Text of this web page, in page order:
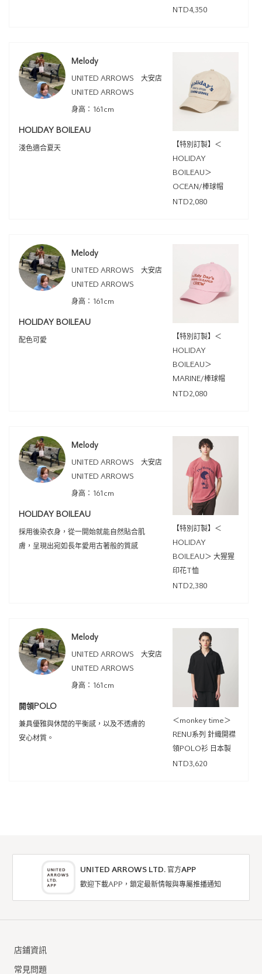
NTD4,350
Melody
UNITED ARROWS 大安店
UNITED ARROWS
身高：161cm
HOLIDAY BOILEAU
淺色適合夏天
【特別訂製】＜
HOLIDAY
BOILEAU＞
OCEAN/棒球帽
NTD2,080
Melody
UNITED ARROWS 大安店
UNITED ARROWS
身高：161cm
HOLIDAY BOILEAU
配色可愛
【特別訂製】＜
HOLIDAY
BOILEAU＞
MARINE/棒球帽
NTD2,080
Melody
UNITED ARROWS 大安店
UNITED ARROWS
身高：161cm
HOLIDAY BOILEAU
採用後染衣身，從一開始就能自然貼合肌
膚，呈現出宛如長年愛用古著般的質感
【特別訂製】＜
HOLIDAY
BOILEAU＞ 大猩猩
印花T恤
NTD2,380
Melody
UNITED ARROWS 大安店
UNITED ARROWS
身高：161cm
開領POLO
兼具優雅與休閒的平衡感，以及不透膚的
安心材質。
＜monkey time＞
RENU系列 針織開襟
領POLO衫 日本製
NTD3,620
UNITED ARROWS LTD. 官方APP
歡迎下載APP，鎖定最新情報與專屬推播通知
店鋪資訊
常見問題